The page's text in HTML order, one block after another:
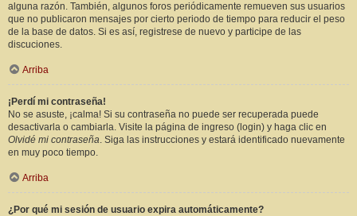
alguna razón. También, algunos foros periódicamente remueven sus usuarios
que no publicaron mensajes por cierto periodo de tiempo para reducir el peso
de la base de datos. Si es así, registrese de nuevo y participe de las
discuciones.
Arriba
¡Perdí mi contraseña!
No se asuste, ¡calma! Si su contraseña no puede ser recuperada puede
desactivarla o cambiarla. Visite la página de ingreso (login) y haga clic en
Olvidé mi contraseña. Siga las instrucciones y estará identificado nuevamente
en muy poco tiempo.
Arriba
¿Por qué mi sesión de usuario expira automáticamente?